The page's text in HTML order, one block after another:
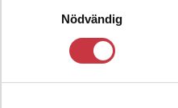
Nödvändig